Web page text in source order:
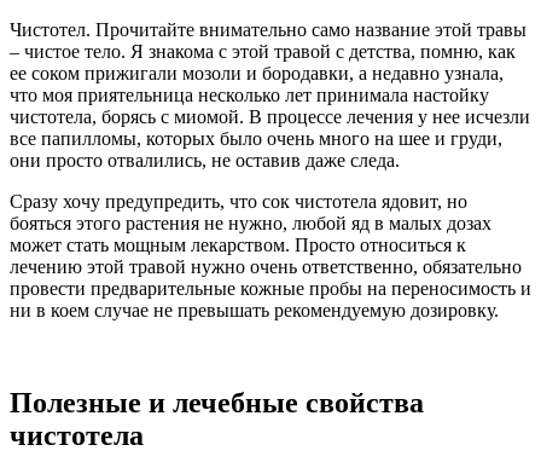
Чистотел. Прочитайте внимательно само название этой травы
– чистое тело. Я знакома с этой травой с детства, помню, как
ее соком прижигали мозоли и бородавки, а недавно узнала,
что моя приятельница несколько лет принимала настойку
чистотела, борясь с миомой. В процессе лечения у нее исчезли
все папилломы, которых было очень много на шее и груди,
они просто отвалились, не оставив даже следа.
Сразу хочу предупредить, что сок чистотела ядовит, но
бояться этого растения не нужно, любой яд в малых дозах
может стать мощным лекарством. Просто относиться к
лечению этой травой нужно очень ответственно, обязательно
провести предварительные кожные пробы на переносимость и
ни в коем случае не превышать рекомендуемую дозировку.
Полезные и лечебные свойства
чистотела